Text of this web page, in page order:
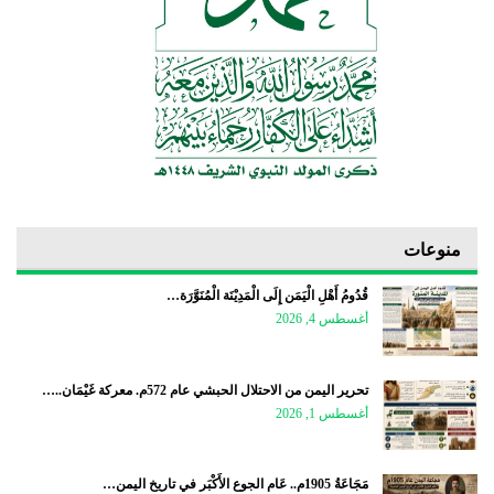
منوعات
قُدُومُ أَهْلِ الْيَمَن إِلَى الْمَدِيْنَة الْمُنَوَّرَة…
أغسطس 4, 2026
تحرير اليمن من الاحتلال الحبشي عام 572م. معركة غَيْمَان..…
أغسطس 1, 2026
مَجَاعَةُ 1905م.. عَام الجوع الأَكْبَر في تاريخ اليمن…